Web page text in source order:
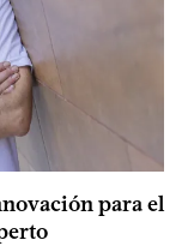
para el